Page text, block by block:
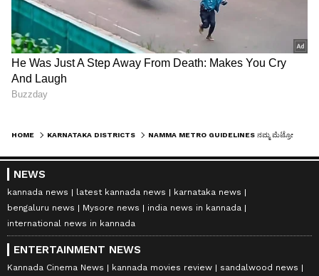
HOME KARNATAKA DISTRICTS
NEWS
kannada news latest kannada news
karnataka news
bengaluru news
Mysore news
india news in kannada
international news in kannada
ENTERTAINMENT NEWS
Kannada Cinema News kannada movies review
sandalwood news